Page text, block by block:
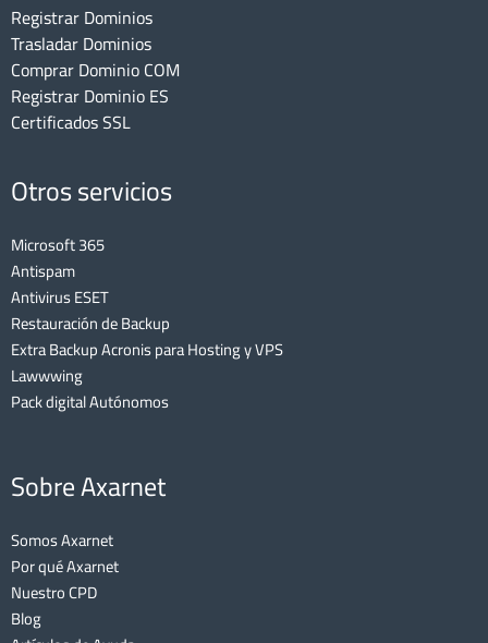
Registrar Dominios
Trasladar Dominios
Comprar Dominio COM
Registrar Dominio ES
Certificados SSL
Otros servicios
Microsoft 365
Antispam
Antivirus ESET
Restauración de Backup
Extra Backup Acronis para Hosting y VPS
Lawwwing
Pack digital Autónomos
Sobre Axarnet
Somos Axarnet
Por qué Axarnet
Nuestro CPD
Blog